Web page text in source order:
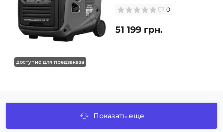
доступно для предзаказа
0
51 199 грн.
Показать еще